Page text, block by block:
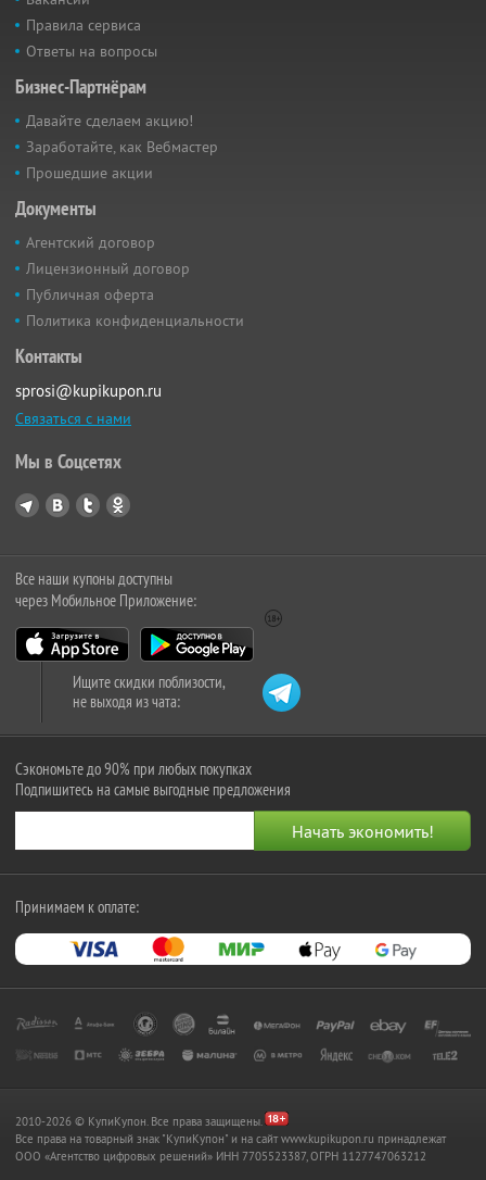
Правила сервиса
Ответы на вопросы
Бизнес-Партнёрам
Давайте сделаем акцию!
Заработайте, как Вебмастер
Прошедшие акции
Документы
Агентский договор
Лицензионный договор
Публичная оферта
Политика конфиденциальности
Контакты
sprosi@kupikupon.ru
Связаться с нами
Мы в Соцсетях
Все наши купоны доступны
через Мобильное Приложение:
Ищите скидки поблизости,
не выходя из чата:
Сэкономьте до 90% при любых покупках
Подпишитесь на самые выгодные предложения
Принимаем к оплате:
2010-2026 © КупиКупон. Все права защищены.
Все права на товарный знак "КупиКупон" и на сайт www.kupikupon.ru принадлежат
OOO «Агентство цифровых решений» ИНН 7705523387, ОГРН 1127747063212